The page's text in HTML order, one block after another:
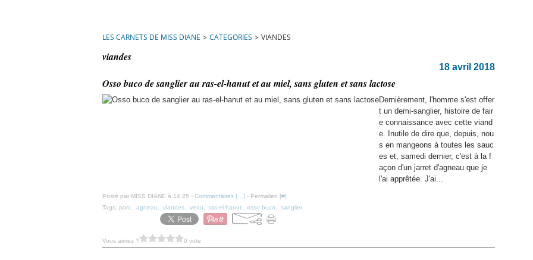
LES CARNETS DE MISS DIANE > CATEGORIES > VIANDES
viandes
18 avril 2018
Osso buco de sanglier au ras-el-hanut et au miel, sans gluten et sans lactose
Dernièrement, l'homme s'est offer
t un demi-sanglier, histoire de fair
e connaissance avec cette viand
e. Inutile de dire que, depuis, nou
s en mangeons à toutes les sauc
es et, samedi dernier, c'est à la f
açon d'un jarret d'agneau que je
l'ai apprêtée. J'ai...
Posté par MISS DIANE à 14:25 - Commentaires [ ] - Permalien [#]
Tags: porc agneau viandes veau ras-el-hanut osso buco sanglier
Vous aimez ? 0 vote